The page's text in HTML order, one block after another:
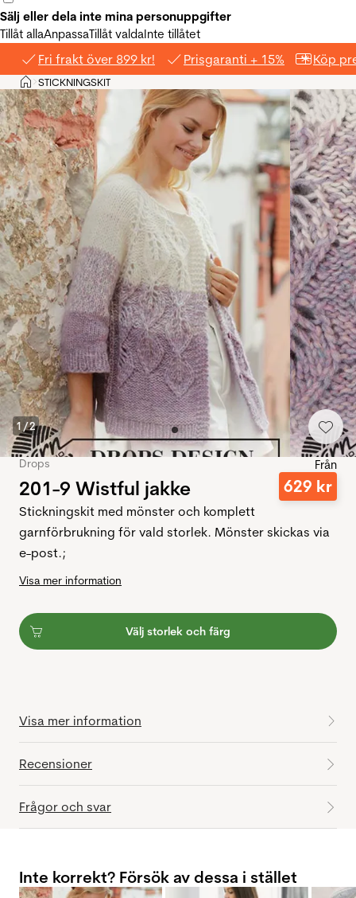
Sälj eller dela inte mina personuppgifter
Tillåt allaAnpassaTillåt valdaInte tillåtet
Fri frakt över 899 kr! Prisgaranti + 15% Köp
Hem
>STICKNINGSKIT
1 /2
Drops
201-9 Wistful jakke
Från
629 kr
Stickningskit med mönster och komplett
garnförbrukning för vald storlek. Mönster skickas via
e-post.;
Visa mer information
Välj storlek och färg
Visa mer information
Recensioner
Frågor och svar
Inte korrekt? Försök av dessa i stället